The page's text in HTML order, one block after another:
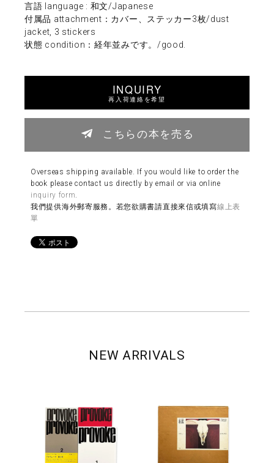
言語 language : 和文/Japanese
付属品 attachment：カバー、ステッカー3枚/dust
jacket, 3 stickers
状態 condition：経年並みです。/good.
INQUIRY
再入荷連絡を希望
こちらの本を売る
Overseas shipping available. If you would like to order the
book please contact us directly by email or via online
inquiry form
我們提供海外郵寄服務。若您欲購書請直接來信或填寫線上表
單
NEW ARRIVALS